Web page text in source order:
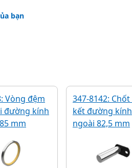
bạn
Vòng đệm
đường kính
mm
347-8142:
kết đường kính
ngoài 82,5 mm